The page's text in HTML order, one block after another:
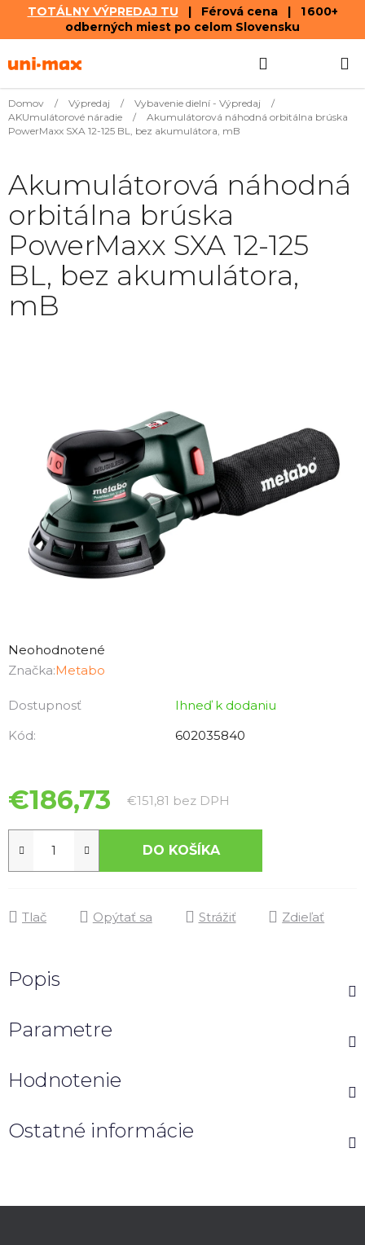
TOTÁLNY VÝPREDAJ TU | Férová cena | 1 600+
odberných miest po celom Slovensku
na
KOŠÍK
Domov / Výpredaj / Vybavenie dielní - Výpredaj
/
AKUmulátorové náradie
/
Akumulátorová náhodná orbitálna brúska
PowerMaxx SXA 12-125 BL, bez akumulátora, mB
hodnotenie
produktu
0,0
z
Neohodnotené
Značka:Metabo
Dostupnosť
Ihneď k dodaniu
Kód:
602035840
€186,73 €151,81 bez DPH
DO KOŠÍKA
Tlač Opýtať sa Strážiť Zdieľať
Akumulátorová náhodná
orbitálna brúska
PowerMaxx SXA 12-125
BL, bez akumulátora,
mB
Popis
Parametre
Hodnotenie
Ostatné informácie